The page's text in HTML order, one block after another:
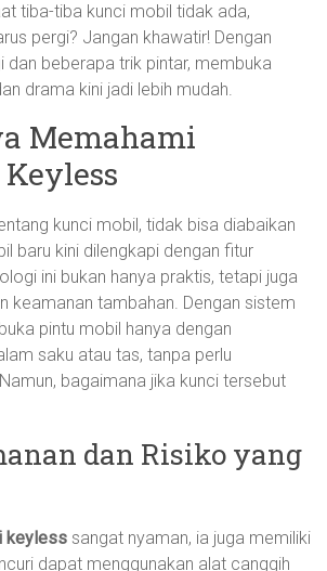
tiba-tiba kunci mobil tidak ada,
pergi? Jangan khawatir! Dengan
dan beberapa trik pintar, membuka
drama kini jadi lebih mudah.
Memahami
kunci mobil, tidak bisa diabaikan
baru kini dilengkapi dengan fitur
ini bukan hanya praktis, tetapi juga
keamanan tambahan. Dengan sistem
pintu mobil hanya dengan
saku atau tas, tanpa perlu
bagaimana jika kunci tersebut
dan Risiko yang
keyless sangat nyaman, ia juga memiliki
dapat menggunakan alat canggih